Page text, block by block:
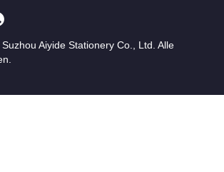
Aiyide Stationery Co., Ltd. Alle